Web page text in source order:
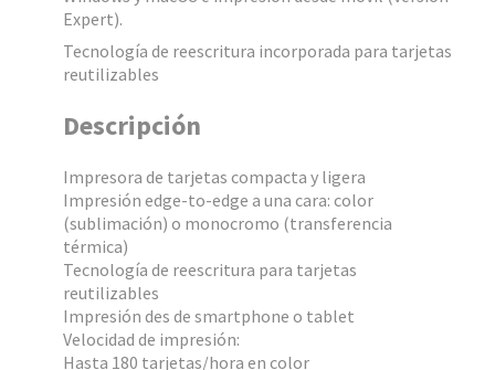
Expert).
Tecnología de reescritura incorporada para tarjetas
reutilizables
Descripción
Impresora de tarjetas compacta y ligera
Impresión edge-to-edge a una cara: color
(sublimación) o monocromo (transferencia
térmica)
Tecnología de reescritura para tarjetas
reutilizables
Impresión des de smartphone o tablet
Velocidad de impresión:
Hasta 180 tarjetas/hora en color